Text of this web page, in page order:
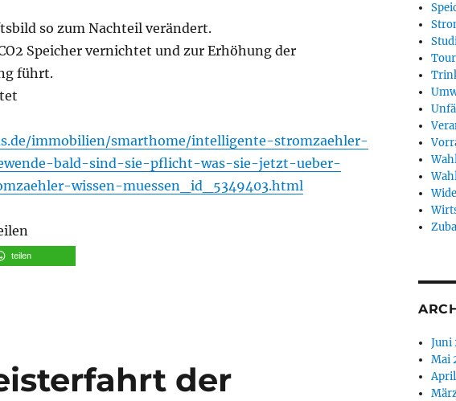
so zum Nachteil verändert.
Speicher vernichtet und zur Erhöhung der
führt.
immobilien/smarthome/intelligente-stromzaehler-
bald-sind-sie-pflicht-was-sie-jetzt-ueber-
wissen-muessen_id_5349403.html
teilen
der
Juni
Mai